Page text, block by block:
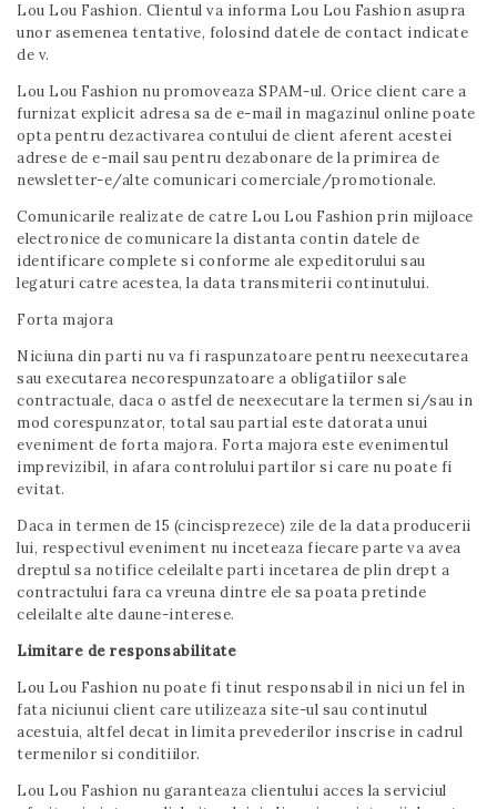
Lou Lou Fashion. Clientul va informa Lou Lou Fashion asupra
unor asemenea tentative, folosind datele de contact indicate
de v.
Lou Lou Fashion nu promoveaza SPAM-ul. Orice client care a
furnizat explicit adresa sa de e-mail in magazinul online poate
opta pentru dezactivarea contului de client aferent acestei
adrese de e-mail sau pentru dezabonare de la primirea de
newsletter-e/alte comunicari comerciale/promotionale.
Comunicarile realizate de catre Lou Lou Fashion prin mijloace
electronice de comunicare la distanta contin datele de
identificare complete si conforme ale expeditorului sau
legaturi catre acestea, la data transmiterii continutului.
Forta majora
Niciuna din parti nu va fi raspunzatoare pentru neexecutarea
sau executarea necorespunzatoare a obligatiilor sale
contractuale, daca o astfel de neexecutare la termen si/sau in
mod corespunzator, total sau partial este datorata unui
eveniment de forta majora. Forta majora este evenimentul
imprevizibil, in afara controlului partilor si care nu poate fi
evitat.
Daca in termen de 15 (cincisprezece) zile de la data producerii
lui, respectivul eveniment nu inceteaza fiecare parte va avea
dreptul sa notifice celeilalte parti incetarea de plin drept a
contractului fara ca vreuna dintre ele sa poata pretinde
celeilalte alte daune-interese.
Limitare de responsabilitate
Lou Lou Fashion nu poate fi tinut responsabil in nici un fel in
fata niciunui client care utilizeaza site-ul sau continutul
acestuia, altfel decat in limita prevederilor inscrise in cadrul
termenilor si conditiilor.
Lou Lou Fashion nu garanteaza clientului acces la serviciul